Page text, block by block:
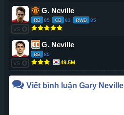
VS
G. Neville
RB 85 CB 83 RWB 85
VS
G. Neville
RB 85
49.5M
Viết bình luận Gary Neville